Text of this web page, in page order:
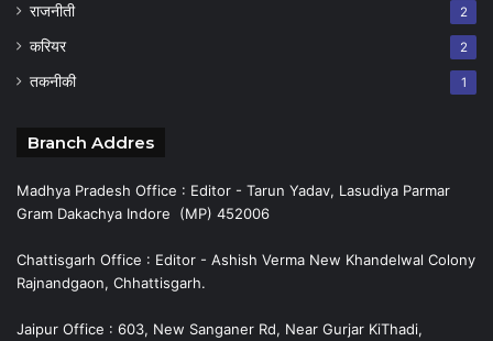
राजनीती 2
करियर 2
तकनीकी 1
Branch Addres
Madhya Pradesh Office : Editor - Tarun Yadav, Lasudiya Parmar
Gram Dakachya Indore (MP) 452006
Chattisgarh Office : Editor - Ashish Verma New Khandelwal Colony
Rajnandgaon, Chhattisgarh.
Jaipur Office : 603, New Sanganer Rd, Near Gurjar KiThadi,